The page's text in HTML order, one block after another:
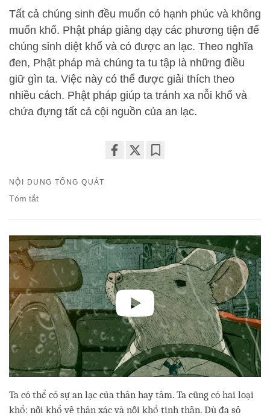
Tất cả chúng sinh đều muốn có hạnh phúc và không
muốn khổ. Phật pháp giảng dạy các phương tiện để
chúng sinh diệt khổ và có được an lạc. Theo nghĩa
đen, Phật pháp mà chúng ta tu tập là những điều
giữ gìn ta. Việc này có thể được giải thích theo
nhiều cách. Phật pháp giúp ta tránh xa nỗi khổ và
chứa đựng tất cả cội nguồn của an lạc.
NỘI DUNG TỔNG QUÁT
Tóm tắt
Ta có thể có sự an lạc của thân hay tâm. Ta cũng có hai loại
khổ: nỗi khổ về thân xác và nỗi khổ tinh thần. Dù đa số